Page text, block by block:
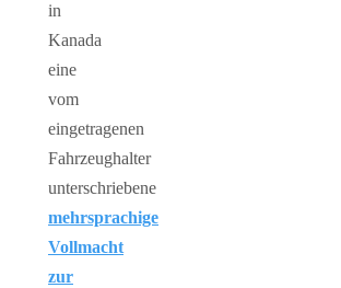
in
Kanada
eine
vom
eingetragenen
Fahrzeughalter
unterschriebene
mehrsprachige
Vollmacht
zur